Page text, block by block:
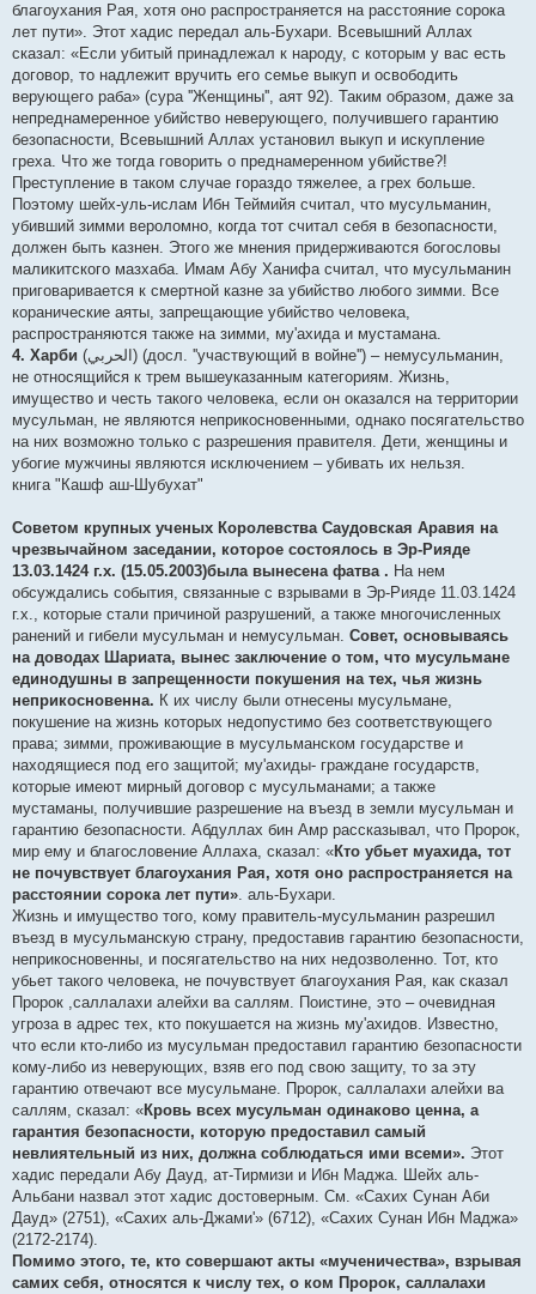
благоухания Рая, хотя оно распространяется на расстояние сорока
лет пути». Этот хадис передал аль-Бухари. Всевышний Аллах
сказал: «Если убитый принадлежал к народу, с которым у вас есть
договор, то надлежит вручить его семье выкуп и освободить
верующего раба» (сура ''Женщины'', аят 92). Таким образом, даже за
непреднамеренное убийство неверующего, получившего гарантию
безопасности, Всевышний Аллах установил выкуп и искупление
греха. Что же тогда говорить о преднамеренном убийстве?!
Преступление в таком случае гораздо тяжелее, а грех больше.
Поэтому шейх-уль-ислам Ибн Теймийя считал, что мусульманин,
убивший зимми вероломно, когда тот считал себя в безопасности,
должен быть казнен. Этого же мнения придерживаются богословы
маликитского мазхаба. Имам Абу Ханифа считал, что мусульманин
приговаривается к смертной казне за убийство любого зимми. Все
коранические аяты, запрещающие убийство человека,
распространяются также на зимми, му'ахида и мустамана.
4. Харби (الحربي) (досл. ''участвующий в войне'') – немусульманин,
не относящийся к трем вышеуказанным категориям. Жизнь,
имущество и честь такого человека, если он оказался на территории
мусульман, не являются неприкосновенными, однако посягательство
на них возможно только с разрешения правителя. Дети, женщины и
убогие мужчины являются исключением – убивать их нельзя.
книга "Кашф аш-Шубухат"
Советом крупных ученых Королевства Саудовская Аравия на
чрезвычайном заседании, которое состоялось в Эр-Рияде
13.03.1424 г.х. (15.05.2003)была вынесена фатва . На нем
обсуждались события, связанные с взрывами в Эр-Рияде 11.03.1424
г.х., которые стали причиной разрушений, а также многочисленных
ранений и гибели мусульман и немусульман. Совет, основываясь
на доводах Шариата, вынес заключение о том, что мусульмане
единодушны в запрещенности покушения на тех, чья жизнь
неприкосновенна. К их числу были отнесены мусульмане,
покушение на жизнь которых недопустимо без соответствующего
права; зимми, проживающие в мусульманском государстве и
находящиеся под его защитой; му'ахиды- граждане государств,
которые имеют мирный договор с мусульманами; а также
мустаманы, получившие разрешение на въезд в земли мусульман и
гарантию безопасности. Абдуллах бин Амр рассказывал, что Пророк,
мир ему и благословение Аллаха, сказал: «Кто убьет муахида, тот
не почувствует благоухания Рая, хотя оно распространяется на
расстоянии сорока лет пути». аль-Бухари.
Жизнь и имущество того, кому правитель-мусульманин разрешил
въезд в мусульманскую страну, предоставив гарантию безопасности,
неприкосновенны, и посягательство на них недозволенно. Тот, кто
убьет такого человека, не почувствует благоухания Рая, как сказал
Пророк ,саллалахи алейхи ва саллям. Поистине, это – очевидная
угроза в адрес тех, кто покушается на жизнь му'ахидов. Известно,
что если кто-либо из мусульман предоставил гарантию безопасности
кому-либо из неверующих, взяв его под свою защиту, то за эту
гарантию отвечают все мусульмане. Пророк, саллалахи алейхи ва
саллям, сказал: «Кровь всех мусульман одинаково ценна, а
гарантия безопасности, которую предоставил самый
невлиятельный из них, должна соблюдаться ими всеми». Этот
хадис передали Абу Дауд, ат-Тирмизи и Ибн Маджа. Шейх аль-
Альбани назвал этот хадис достоверным. См. «Сахих Сунан Аби
Дауд» (2751), «Сахих аль-Джами'» (6712), «Сахих Сунан Ибн Маджа»
(2172-2174).
Помимо этого, те, кто совершают акты «мученичества», взрывая
самих себя, относятся к числу тех, о ком Пророк, саллалахи